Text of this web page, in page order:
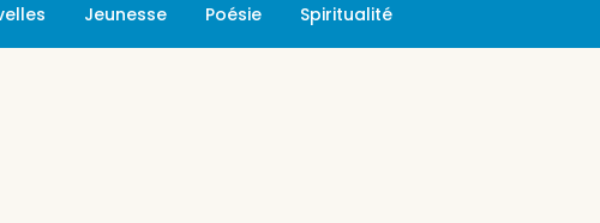
Jeunesse Poésie Spiritualité